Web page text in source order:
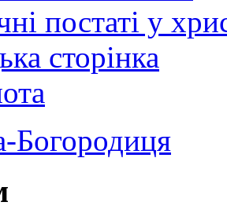
постаті у
сторінка
Богородиця